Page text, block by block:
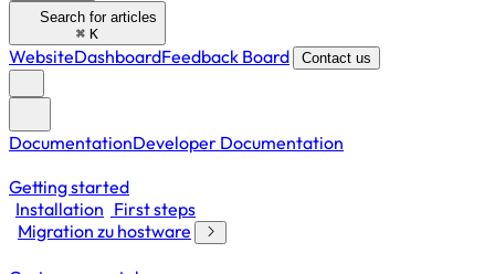
Search for articles
⌘ K
WebsiteDashboardFeedback Board Contact us
DocumentationDeveloper Documentation
Getting started
Installation First steps
Migration zu hostware